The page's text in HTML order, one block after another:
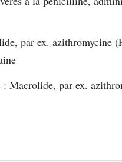
par ex. azithromycine
: Macrolide, par ex.